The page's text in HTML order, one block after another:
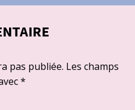
pas publiée. Les champs
*